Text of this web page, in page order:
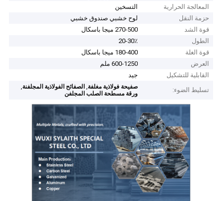
المعالجة الحرارية
التسخين
حزمة النقل
لوح خشبي صندوق خشبي
قوة الشد
270-500 ميجا باسكال
الطول
20-30٪
قوة الغلة
180-400 ميجا باسكال
العرض
600-1250 ملم
القابلية للتشكيل
جيد
تسليط الضوء:
صفيحة فولاذية مغلفة, الصفائح الفولاذية المجلفنة,
ورقة مسطحة الصلب المجلفن